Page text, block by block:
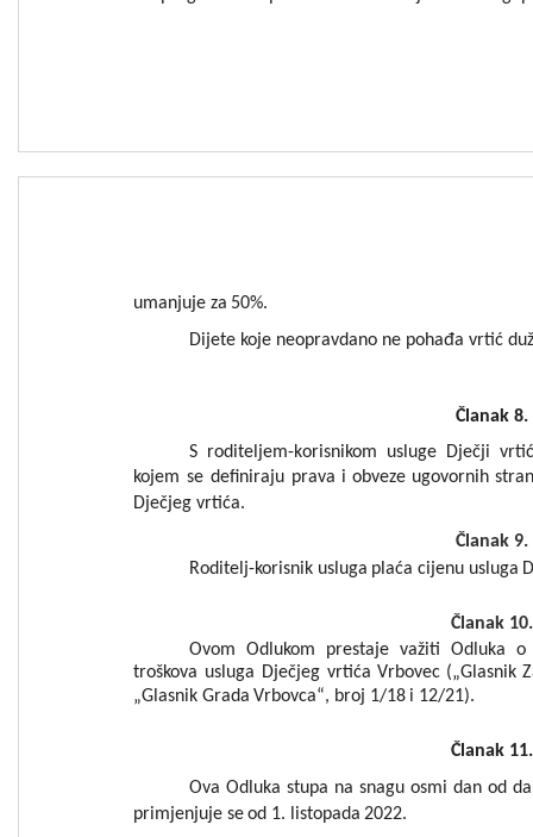
umanjuje za 50%.
Dijete koje neopravdano ne pohađa vrtić
Članak 8.
S roditeljem-korisnikom usluge Dječji vr
kojem se definiraju prava i obveze ugovornih
Dječjeg vrtića.
Članak 9.
Roditelj-korisnik usluga plaća cijenu usluga
Članak 10.
Ovom
Odlukom prestaje važiti Odluka
o
troškova us luga Dječjeg vrtića Vrbovec („Glasnik Z
„Glasnik Grada Vrbovca“, broj 1/18 i 12/21).
Članak 11.
Ova Odluka stupa na snagu osmi dan od
primjenjuje se od 1. listopada 2022.